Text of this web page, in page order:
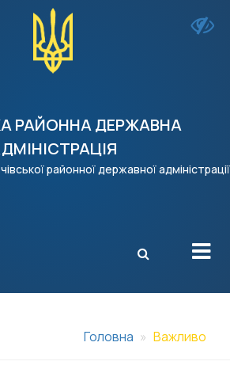
РАЙОННА ДЕРЖАВНА
районної державної адміністрації
X
Головна Важливо